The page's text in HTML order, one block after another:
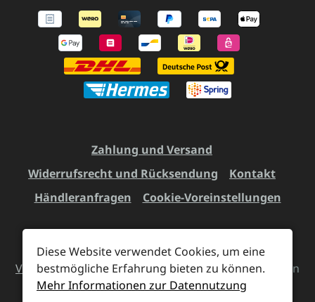
Zahlung und Versand
Widerrufsrecht und Rücksendung
Kontakt
Händleranfragen
Cookie-Voreinstellungen
Alle Preise inkl. gesetzl. Mehrwertsteuer zzgl.
Versandkostenund ggf. Nachnahmegebühren, wenn
nicht anders angegeben.
Diese Website verwendet Cookies, um eine
bestmögliche Erfahrung bieten zu können.
Mehr Informationen zur Datennutzung